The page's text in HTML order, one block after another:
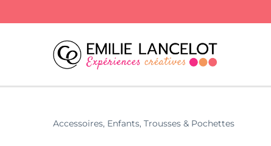
Accessoires, Enfants, Trousses & Pochettes